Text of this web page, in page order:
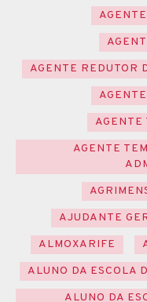
AGENTE REDUTOR
AGENTE
AGENTE
AJUDANTE
ALMOXARIFE
ALUNO DA ESCOLA
ALUNO DA